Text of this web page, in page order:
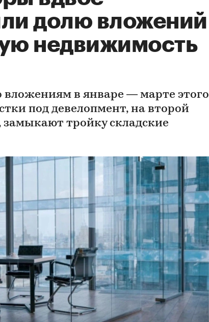
долю вложений
недвижимость
вложениям в январе — марте этого
под девелопмент, на второй
тройку складские